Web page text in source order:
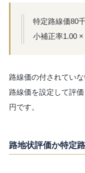
特定路線価80
小補正率1.00 ×
路線価の付されてい
路線価を設定して評
円です。
路地状評価か特定